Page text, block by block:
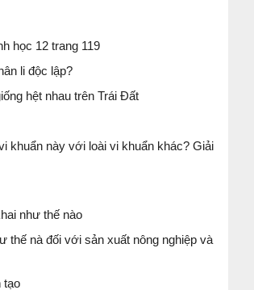
học 12 trang 119
li độc lập?
hệt nhau trên Trái Đất
khuẩn này với loài vi khuẩn khác? Giải
như thế nào
thế nà đối với sản xuất nông nghiệp và
tạo